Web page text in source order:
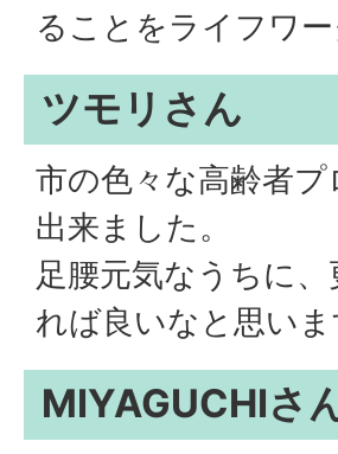
ることをライフワ
ツモリさん
市の色々な高齢者
出来ました。
足腰元気なうちに
れば良いなと思いま
MIYAGUCHIさ